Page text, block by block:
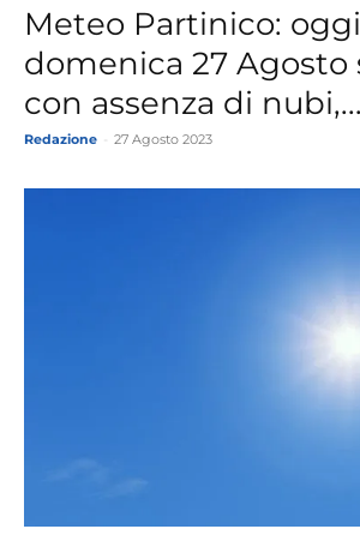
Meteo Partinico: oggi
domenica 27 Agosto
con assenza di nubi,...
Redazione 27 Agosto 2023